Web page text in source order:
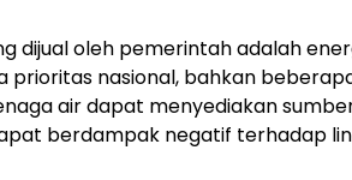
dijual oleh pemerintah adalah
nasional, bahkan
air dapat menyediakan
berdampak negatif terhadap